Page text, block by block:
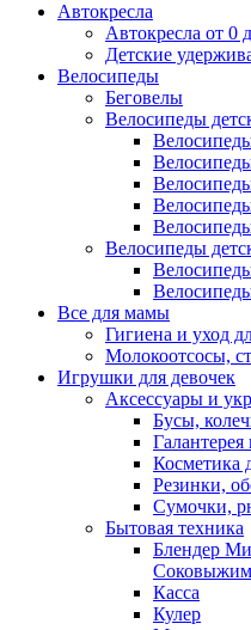
Автокресла
Автокресла от 0
Детские
Велосипеды
Беговелы
Велосипеды
Велосипеды
Все для мамы
Гигиена и уход
Молокоотсосы,
Игрушки для девочек
Аксессуары и
Бусы,
Галантерея
Косметика
Резинки,
Сумочки,
Бытовая техника
Блендер
Касса
Кулер